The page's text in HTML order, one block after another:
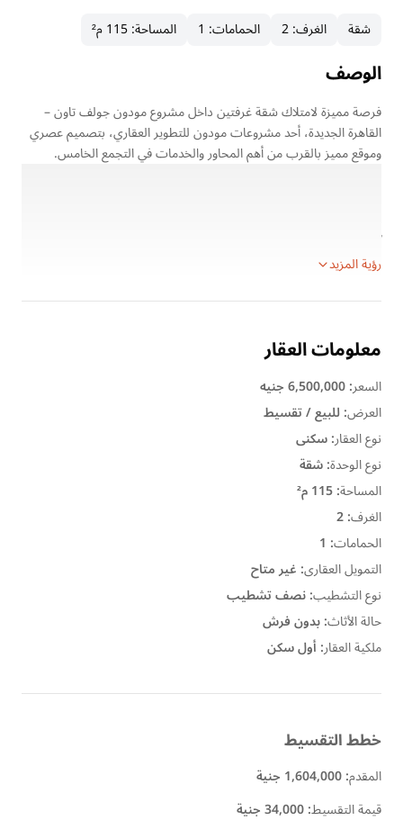
شقة الغرف:
2 الحمامات:
1 المساحة:115 م²
الوصف
فرصة مميزة لامتلاك شقة غرفتين داخل مشروع مودون جولف تاون –
القاهرة الجديدة، أحد مشروعات مودون للتطوير العقاري، بتصميم عصري
وموقع مميز بالقرب من أهم المحاور والخدمات في التجمع الخامس.
رؤية المزيد
معلومات العقار
السعر:6,500,000 جنيه
العرض:للبيع / تقسيط
نوع العقار:سكنى
نوع الوحدة:شقة
المساحة:115 م²
الغرف:
2
الحمامات:
1
التمويل العقارى: غير متاح
نوع التشطيب:نصف تشطيب
حالة الأثاث:بدون فرش
ملكية العقار: أول سكن
خطط التقسيط
المقدم:1,604,000 جنية
قيمة التقسيط:34,000 جنية